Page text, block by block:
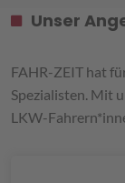
Unser
FAHR-ZEIT hat
Spezialisten. Mit
LKW-